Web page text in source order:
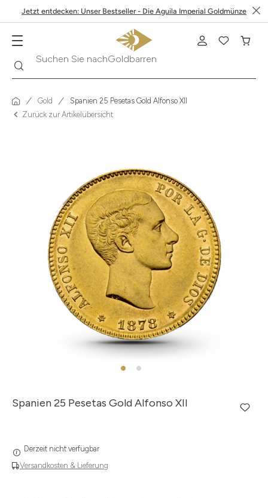
Jetzt entdecken: Unser Bestseller - Die Aguila Imperial Goldmünze
Suchen Sie nach
Gold
Spanien 25 Pesetas Gold Alfonso XII
Zurück zur Artikelübersicht
Spanien 25 Pesetas Gold Alfonso XII
Versandkosten & Lieferung
Derzeit nicht verfügbar